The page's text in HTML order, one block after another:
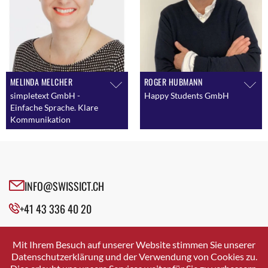
Senior Researcher and Lecturer
Strategic Projects / Digital Transformation
Office (DTO) Informatikdienste
Strategischer Einkauf
Studiengangleiter MAS IT-Leadership und
TechManagement
Technical Excellence Coach & Software Crafter
MELINDA MELCHER
simpletext GmbH -
Einfache Sprache. Klare
Kommunikation
ROGER HUBMANN
Happy Students GmbH
INFO@SWISSICT.CH
+41 43 336 40 20
SWISSICT
VULKANSTRASSE 120
8048 ZURICH
Mit Ihrem Besuch auf unserer Website stimmen Sie unserer
Datenschutzerklärung und der Verwendung von Cookies zu.